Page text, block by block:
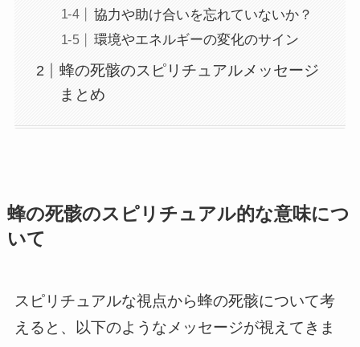
協力や助け合いを忘れていないか？
環境やエネルギーの変化のサイン
蜂の死骸のスピリチュアルメッセージ
まとめ
蜂の死骸のスピリチュアル的な意味につ
いて
スピリチュアルな視点から蜂の死骸について考
えると、以下のようなメッセージが視えてきま